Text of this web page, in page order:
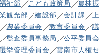
祉部 こども政策局
農林振
観光部 建設部 会計課
上
農業委員会 教育委員会
議
監査委員事務局
公平委員会
挙管理委員会
雲南市人権セ